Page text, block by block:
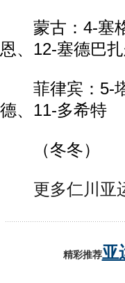
蒙古：4-塞格
恩、12-塞德巴
菲律宾：5-塔
德、11-多希特
（冬冬）
更多仁川亚